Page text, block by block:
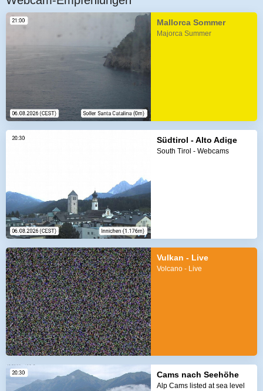
Mallorca Sommer
Majorca Summer
Südtirol - Alto Adige
South Tirol - Webcams
Vulkan - Live
Volcano - Live
Cams nach Seehöhe
Alp Cams listed at sea level